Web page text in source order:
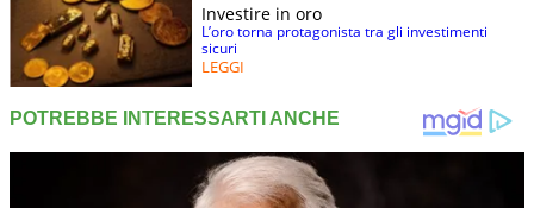
Investire in oro
L’oro torna protagonista tra gli investimenti
sicuri
LEGGI